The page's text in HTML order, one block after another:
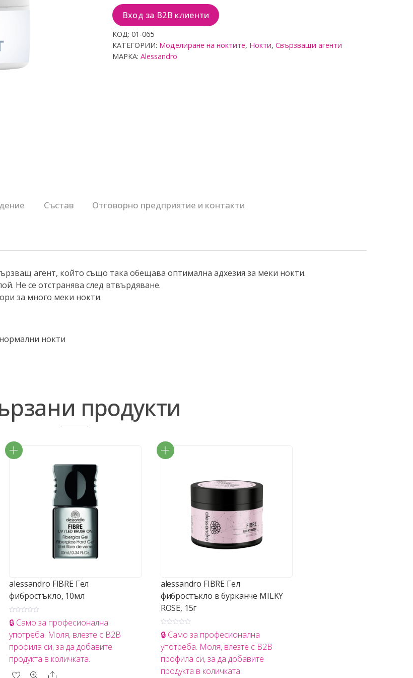
н
о
с
о
т
5
Вход за B2B клиенти
КОД:01-065
КАТЕГОРИИ: Моделиране на ноктите, Нокти,Свързващи агенти
МАРКА:Alessandro
Състав Отговорно предприятие и контакти
агент, който също така обещава оптимална адхезия за меки нокти.
Не се отстранява след втвърдяване.
за много меки нокти.
нокти
продукти
alessandro FIBRE Гел
фибростъкло, 10мл
ц
н
е
н
о
с
0
🔒 Само за професионална
употреба. Моля, влезте с B2B
профила си, за да добавите
продукта в количката.
Share
alessandro FIBRE Гел
фибростъкло в бурканче MILKY
ROSE, 15г
ц
н
е
н
о
с
0
🔒 Само за професионална
употреба. Моля, влезте с B2B
профила си, за да добавите
продукта в количката.